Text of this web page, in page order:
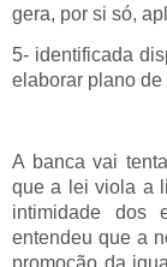
gera, por si só,
5- identificada
elaborar plano
A banca vai
que a lei viola a
intimidade dos
entendeu que a
promoção da